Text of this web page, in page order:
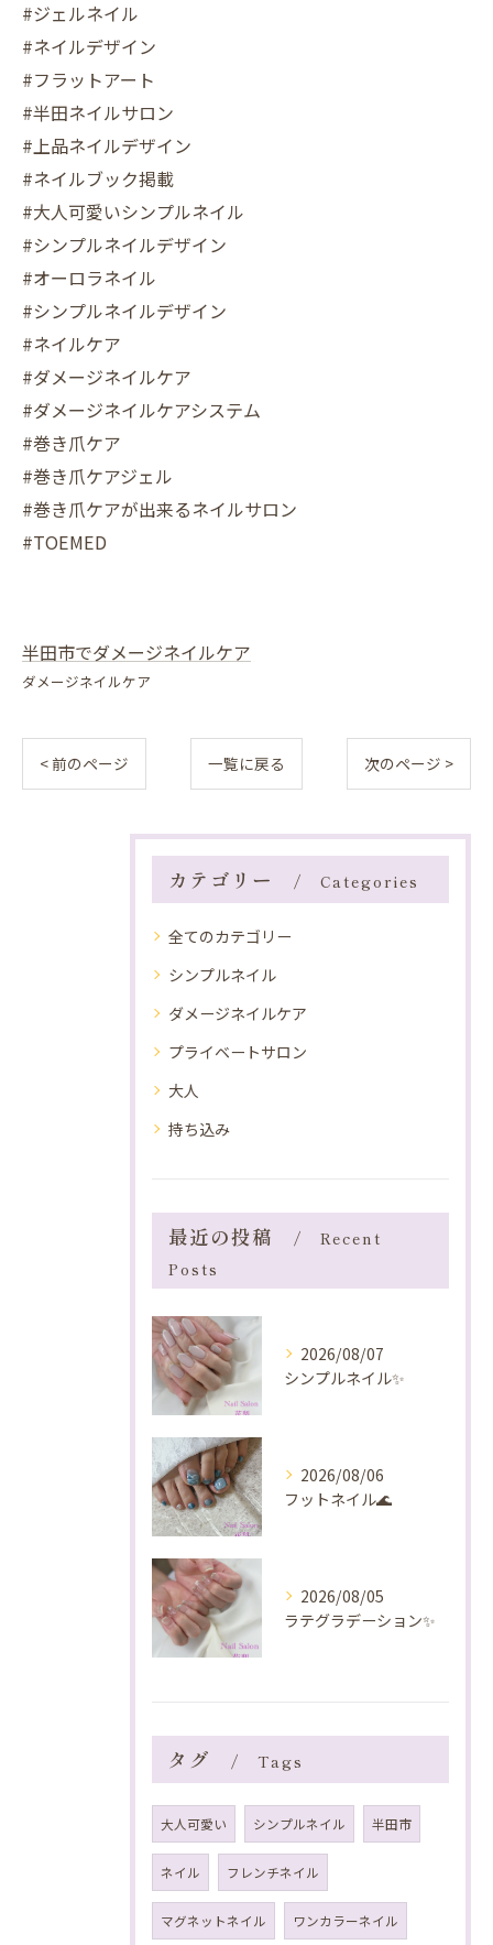
#ジェルネイル
#ネイルデザイン
#フラットアート
#半田ネイルサロン
#上品ネイルデザイン
#ネイルブック掲載
#大人可愛いシンプルネイル
#シンプルネイルデザイン
#オーロラネイル
#シンプルネイルデザイン
#ネイルケア
#ダメージネイルケア
#ダメージネイルケアシステム
#巻き爪ケア
#巻き爪ケアジェル
#巻き爪ケアが出来るネイルサロン
#TOEMED
半田市でダメージネイルケア
ダメージネイルケア
< 前のページ 一覧に戻る 次のページ >
カテゴリー Categories
全てのカテゴリー
シンプルネイル
ダメージネイルケア
プライベートサロン
大人
持ち込み
最近の投稿
Recent
Posts
2026/08/07
シンプルネイル✨️
2026/08/06
フットネイル🌊
2026/08/05
ラテグラデーション✨️
タグ Tags
大人可愛い シンプルネイル 半田市
ネイル フレンチネイル
マグネットネイル ワンカラーネイル